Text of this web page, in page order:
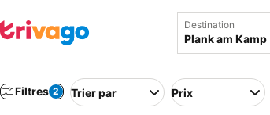
Destination
Filtres 2 Trier par Prix